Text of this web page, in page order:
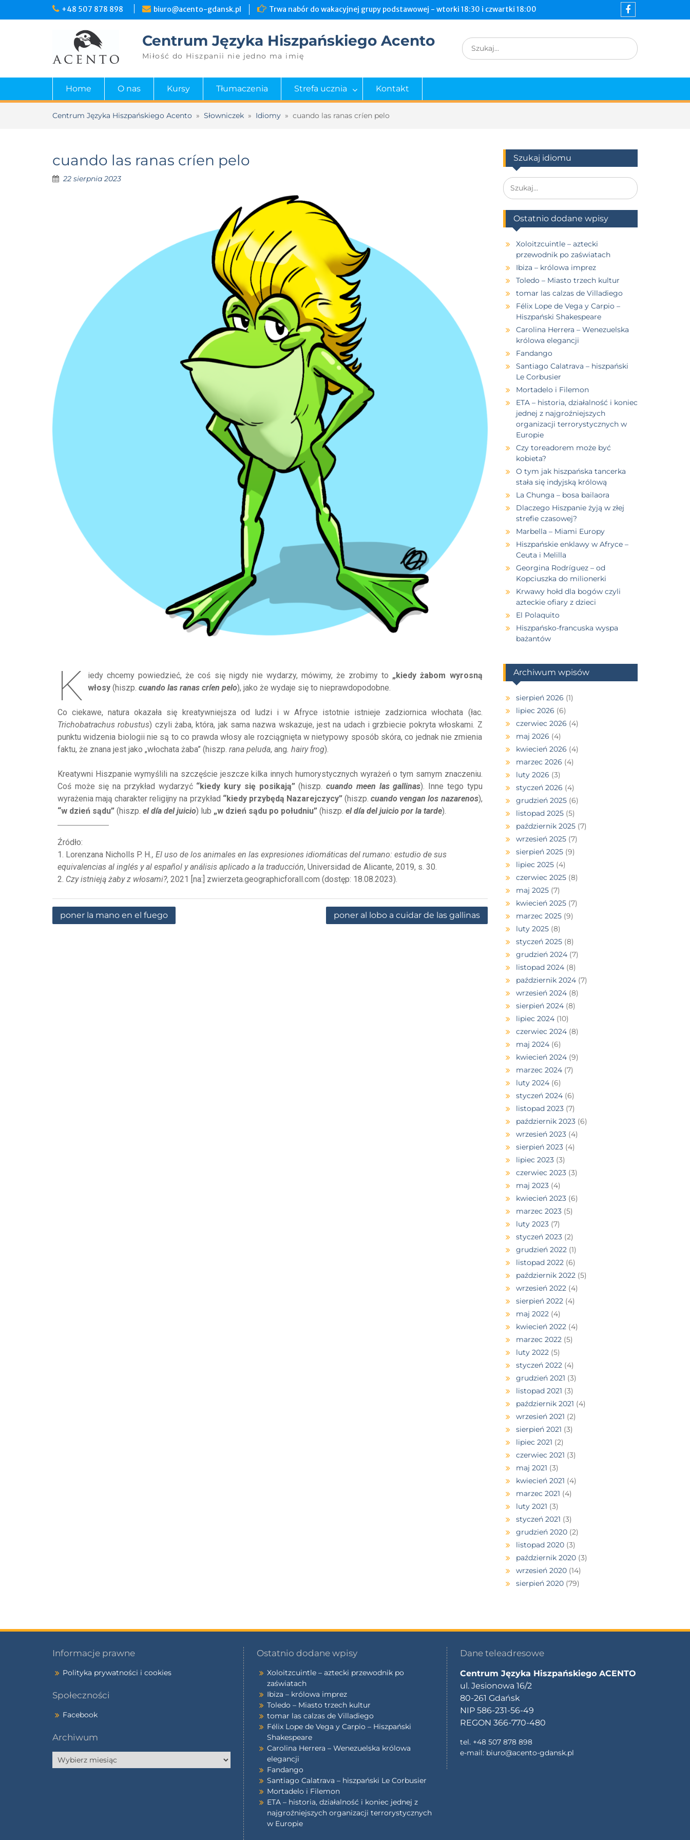
+48 507 878 898 biuro@acento-gdansk.pl Trwa nabór do wakacyjnej grupy podstawowej - wtorki 18:30 i czwartki 18:00
Centrum Języka Hiszpańskiego Acento
Miłość do Hiszpanii nie jedno ma imię
Home O nas Kursy Tłumaczenia Strefa ucznia Kontakt
Centrum Języka Hiszpańskiego Acento » Słowniczek » Idiomy » cuando las ranas críen pelo
cuando las ranas críen pelo
22 sierpnia 2023
K iedy chcemy powiedzieć, że coś się nigdy nie wydarzy, mówimy, że zrobimy to „kiedy żabom wyrosną
włosy (hiszp. cuando las ranas críen pelo), jako że wydaje się to nieprawdopodobne.
Co ciekawe, natura okazała się kreatywniejsza od ludzi i w Afryce istotnie istnieje zadziornica włochata (łac.
Trichobatrachus robustus) czyli żaba, która, jak sama nazwa wskazuje, jest na udach i grzbiecie pokryta włoskami. Z
punktu widzenia biologii nie są to co prawda włosy ale rozciągnięta w nietypowy sposób skóra, co jednak nie zmienia
faktu, że znana jest jako „włochata żaba” (hiszp. rana peluda, ang. hairy frog).
Kreatywni Hiszpanie wymyślili na szczęście jeszcze kilka innych humorystycznych wyrażeń o tym samym znaczeniu.
Coś może się na przykład wydarzyć “kiedy kury się posikają”(hiszp.cuando meen las gallinas). Inne tego typu
wyrażenia mają charakter religijny na przykład “kiedy przybędą Nazarejczycy”(hiszp.cuando vengan los nazarenos),
“w dzień sądu” (hiszp. el día del juicio) lub „w dzień sądu po południu” (hiszp. el día del juicio por la tarde).
Źródło:
1. Lorenzana Nicholls P. H., El uso de los animales en las expresiones idiomáticas del rumano: estudio de sus
equivalencias al inglés y al español y análisis aplicado a la traducción, Universidad de Alicante, 2019, s. 30.
2. Czy istnieją żaby z włosami?, 2021 [na:] zwierzeta.geographicforall.com (dostęp: 18.08.2023).
poner la mano en el fuego poner al lobo a cuidar de las gallinas
Szukaj idiomu
Ostatnio dodane wpisy
Xoloitzcuintle – aztecki
przewodnik po zaświatach
Ibiza – królowa imprez
Toledo – Miasto trzech kultur
tomar las calzas de Villadiego
Félix Lope de Vega y Carpio –
Hiszpański Shakespeare
Carolina Herrera – Wenezuelska
królowa elegancji
Fandango
Santiago Calatrava – hiszpański
Le Corbusier
Mortadelo i Filemon
ETA – historia, działalność i koniec
jednej z najgroźniejszych
organizacji terrorystycznych w
Europie
Czy toreadorem może być
kobieta?
O tym jak hiszpańska tancerka
stała się indyjską królową
La Chunga – bosa bailaora
Dlaczego Hiszpanie żyją w złej
strefie czasowej?
Marbella – Miami Europy
Hiszpańskie enklawy w Afryce –
Ceuta i Melilla
Georgina Rodríguez – od
Kopciuszka do milionerki
Krwawy hołd dla bogów czyli
azteckie ofiary z dzieci
El Polaquito
Hiszpańsko-francuska wyspa
bażantów
Archiwum wpisów
sierpień 2026 (1)
lipiec 2026 (6)
czerwiec 2026 (4)
maj 2026 (4)
kwiecień 2026 (4)
marzec 2026 (4)
luty 2026 (3)
styczeń 2026 (4)
grudzień 2025(6)
listopad 2025(5)
październik 2025(7)
wrzesień 2025(7)
sierpień 2025(9)
lipiec 2025(4)
czerwiec 2025(8)
maj 2025(7)
kwiecień 2025(7)
marzec 2025(9)
luty 2025(8)
styczeń 2025(8)
grudzień 2024(7)
listopad 2024(8)
październik 2024(7)
wrzesień 2024(8)
sierpień 2024(8)
lipiec 2024(10)
czerwiec 2024(8)
maj 2024(6)
kwiecień 2024(9)
marzec 2024(7)
luty 2024(6)
styczeń 2024(6)
listopad 2023(7)
październik 2023(6)
wrzesień 2023(4)
sierpień 2023(4)
lipiec 2023(3)
czerwiec 2023(3)
maj 2023(4)
kwiecień 2023(6)
marzec 2023(5)
luty 2023(7)
styczeń 2023(2)
grudzień 2022(1)
listopad 2022(6)
październik 2022(5)
wrzesień 2022(4)
sierpień 2022(4)
maj 2022(4)
kwiecień 2022(4)
marzec 2022(5)
luty 2022(5)
styczeń 2022(4)
grudzień 2021 (3)
listopad 2021 (3)
październik 2021 (4)
wrzesień 2021 (2)
sierpień 2021 (3)
lipiec 2021 (2)
czerwiec 2021 (3)
maj 2021 (3)
kwiecień 2021 (4)
marzec 2021 (4)
luty 2021 (3)
styczeń 2021 (3)
grudzień 2020(2)
listopad 2020(3)
październik 2020(3)
wrzesień 2020(14)
sierpień 2020(79)
Informacje prawne
Polityka prywatności i cookies
Społeczności
Facebook
Archiwum
Ostatnio dodane wpisy
Xoloitzcuintle – aztecki przewodnik po
zaświatach
Ibiza – królowa imprez
Toledo – Miasto trzech kultur
tomar las calzas de Villadiego
Félix Lope de Vega y Carpio – Hiszpański
Shakespeare
Carolina Herrera – Wenezuelska królowa
elegancji
Fandango
Santiago Calatrava – hiszpański Le Corbusier
Mortadelo i Filemon
ETA – historia, działalność i koniec jednej z
najgroźniejszych organizacji terrorystycznych
w Europie
Dane teleadresowe
Centrum Języka Hiszpańskiego ACENTO
ul. Jesionowa 16/2
80-261 Gdańsk
NIP 586-231-56-49
REGON 366-770-480
tel. +48 507 878 898
e-mail: biuro@acento-gdansk.pl